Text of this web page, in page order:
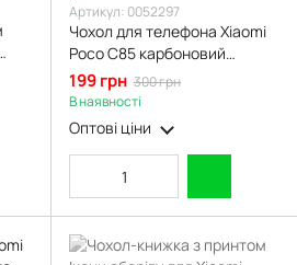
Артикул: 0052297
Чохол для телефона Xiaomi
Poco C85 карбоновий
протиударний з високими
бортами чорний
199 грн 300 грн
В наявності
Оптові ціни